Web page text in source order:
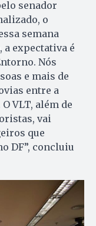
senador
o
semana
a expectativa é
Nós
e mais de
entre a
VLT, além de
vai
que
DF”, concluiu